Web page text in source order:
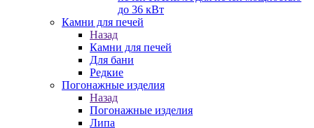
до 36 кВт
Камни для печей
Назад
Камни для печей
Для бани
Редкие
Погонажные изделия
Назад
Погонажные изделия
Липа